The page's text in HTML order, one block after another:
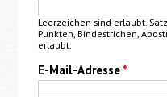
Leerzeichen sind erlaubt.
Punkten, Bindestrichen,
erlaubt.
E-Mail-Adresse *